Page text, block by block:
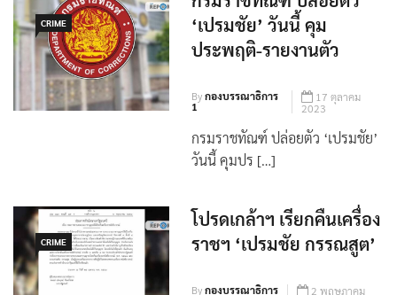
CRIME
กรมราชทัณฑ์ ปล่อยตัว
‘เปรมชัย’ วันนี้ คุม
ประพฤติ-รายงานตัว
Byกองบรรณาธิการ
1
17 ตุลาคม
2023
กรมราชทัณฑ์ ปล่อยตัว ‘เปรมชัย’
CRIME
โปรดเกล้าฯ เรียกคืนเครื่อง
ราชฯ ‘เปรมชัย กรรณสูต’